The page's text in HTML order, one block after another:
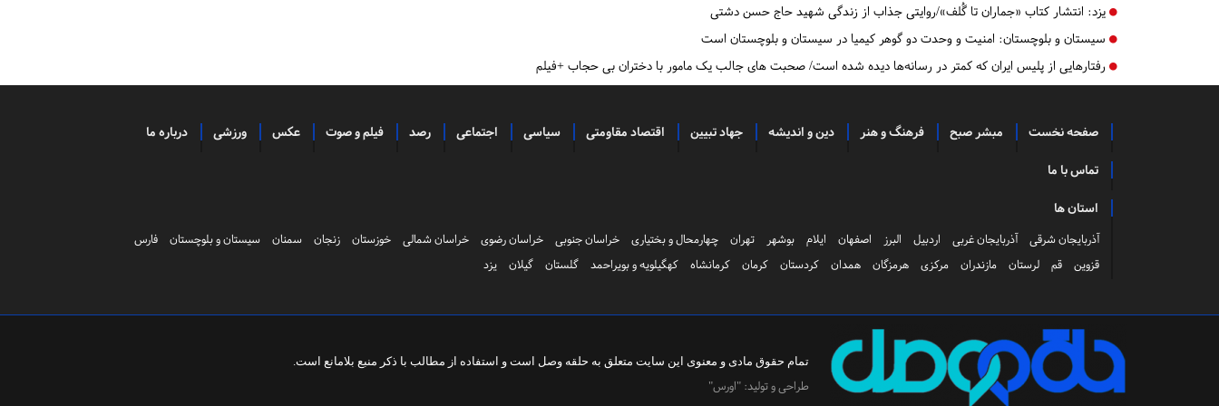
یزد: انتشار کتاب «جماران تا گُلف»/روایتی جذاب از زندگی شهید حاج حسن دشتی
سیستان و بلوچستان: امنیت و وحدت دو گوهر کیمیا در سیستان و بلوچستان است
رفتارهایی از پلیس ایران که کمتر در رسانه‌ها دیده شده است/ صحبت های جالب یک مامور با دختران بی حجاب +فیلم
صفحه نخست مبشر صبح فرهنگ و هنر دین و اندیشه جهاد تبیین اقتصاد مقاومتی سیاسی اجتماعی رصد فیلم و صوت عکس ورزشی درباره ما
تماس با ما
استان ها
آذربایجان شرقی آذربایجان غربی اردبیل البرز اصفهان ایلام بوشهر تهران چهارمحال و بختیاری خراسان جنوبی خراسان رضوی خراسان شمالی خوزستان زنجان سمنان سیستان و بلوچستان
فارس
قزوین
قم لرستان مازندران مرکزی هرمزگان همدان کردستان کرمان کرمانشاه کهگیلویه و بویراحمد گلستان گیلان یزد
تمام حقوق مادی و معنوی این سایت متعلق به حلقه وصل است و استفاده از مطالب با ذکر منبع بلامانع است.
طراحی و تولید: "اورس"